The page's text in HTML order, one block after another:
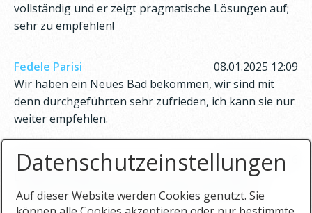
vollständig und er zeigt pragmatische Lösungen auf;
sehr zu empfehlen!
Fedele Parisi
08.01.2025 12:09
Wir haben ein Neues Bad bekommen, wir sind mit
denn durchgeführten sehr zufrieden, ich kann sie nur
weiter empfehlen.
Vera Hoffmann
06.05.2024 23:16
Danke für die gute Ausführungen der Arbeiten.
Hat alles mehr als gepasst. Immer wieder gerne.
Datenschutzeinstellungen
Auf dieser Website werden Cookies genutzt. Sie